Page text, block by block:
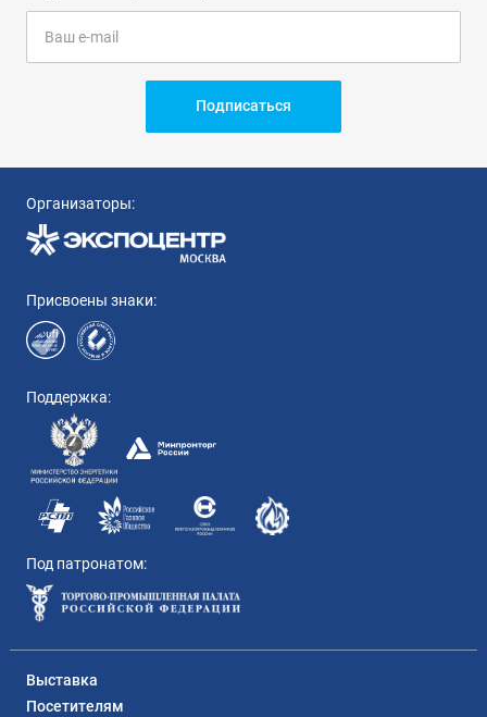
Подписаться
Организаторы:
Присвоены знаки:
Поддержка:
Под патронатом:
Выставка
Посетителям